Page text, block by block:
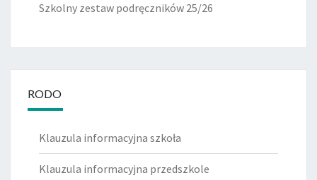
Szkolny zestaw podręczników 25/26
RODO
Klauzula informacyjna szkoła
Klauzula informacyjna przedszkole